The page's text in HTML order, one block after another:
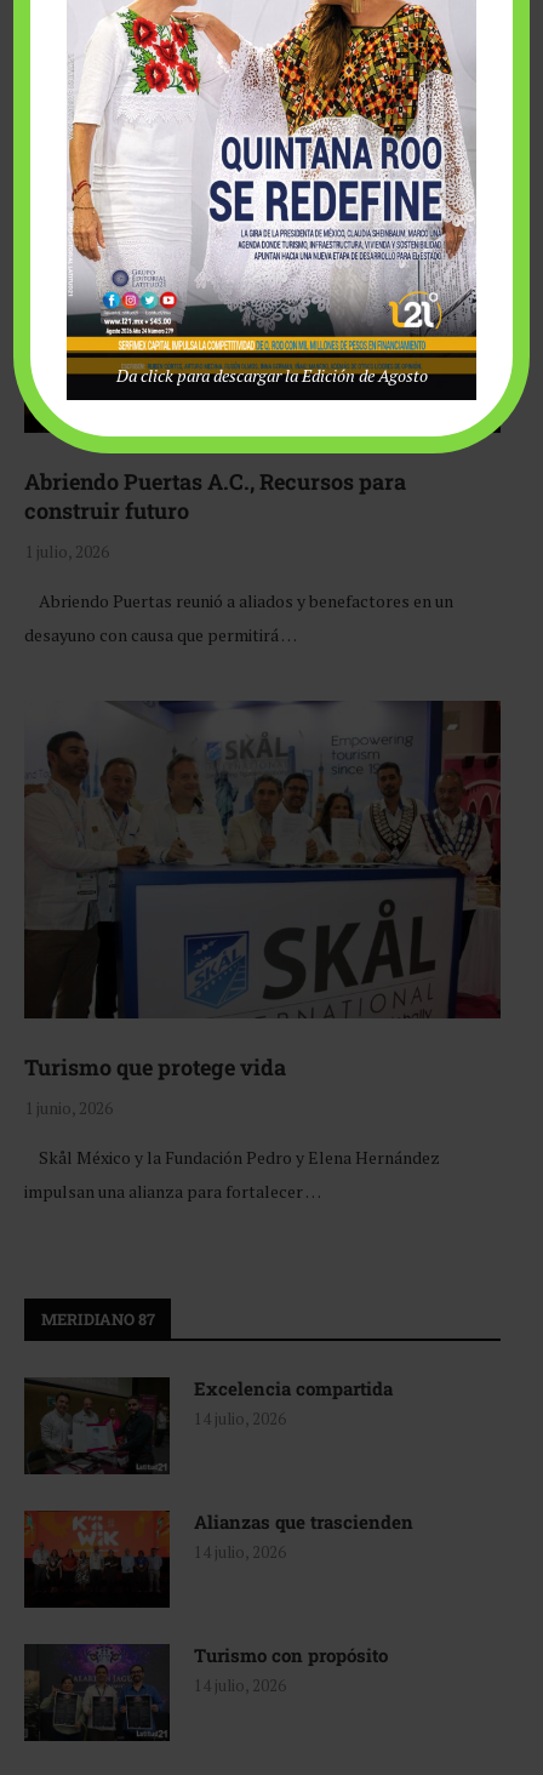
Fairmont Mayakoba y Make-A-Wish México unieron
esfuerzos para hacer realidad el deseo de una …
Abriendo Puertas A.C., Recursos para
construir futuro
1 julio, 2026
Abriendo Puertas reunió a aliados y benefactores en un
desayuno con causa que permitirá …
Turismo que protege vida
1 junio, 2026
Skål México y la Fundación Pedro y Elena Hernández
impulsan una alianza para fortalecer …
MERIDIANO 87
Excelencia compartida
14 julio, 2026
Alianzas que trascienden
14 julio, 2026
Turismo con propósito
14 julio, 2026
Da click para descargar la Edición de Agosto